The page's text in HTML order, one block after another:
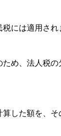
には適用され
め、法人税
した額を、